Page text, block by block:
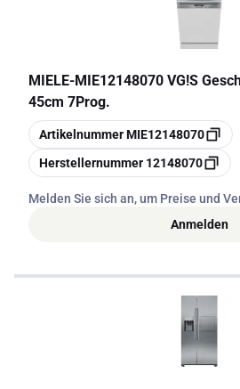
MIELE-MIE12148070 VG!S
45cm 7Prog.
Kopieren
ArtikelnummerMIE12148070
Kopieren
Herstellernummer 12148070
Melden Sie sich an, um Preise und
Anmelden